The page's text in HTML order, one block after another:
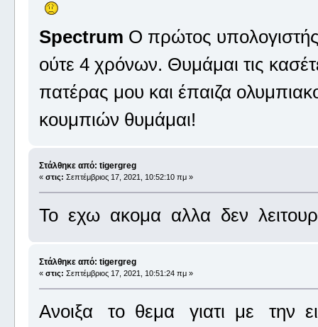
Spectrum Ο πρώτος
ούτε 4 χρόνων. Θυμάμαι τις
πατέρας μου και έπαιζα
κουμπιών θυμάμαι!
Στάλθηκε από: tigergreg
« στις: Σεπτέμβριος 17, 2021, 10:52:10 πμ »
Το εχω ακομα αλλα δεν
Στάλθηκε από: tigergreg
« στις: Σεπτέμβριος 17, 2021, 10:51:24 πμ »
Ανοιξα το θεμα γιατι με την